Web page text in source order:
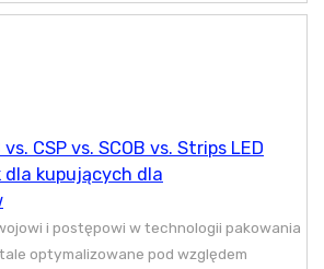
CSP vs. SCOB vs. Strips LED
dla kupujących dla
i postępowi w technologii pakowania
optymalizowane pod względem